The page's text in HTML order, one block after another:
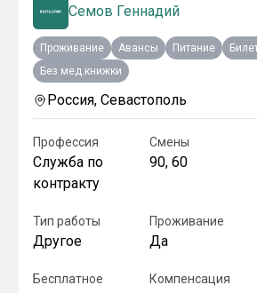
Семов Геннадий
Проживание Авансы Питание
Без мед.книжки
Россия, Севастополь
Профессия
Служба по
контракту
Смены
90, 60
Тип работы
Другое
Проживание
Да
Бесплатное
Компенсация